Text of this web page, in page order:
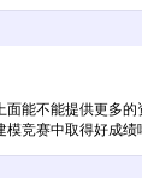
能不能提供更多的
竞赛中取得好成绩